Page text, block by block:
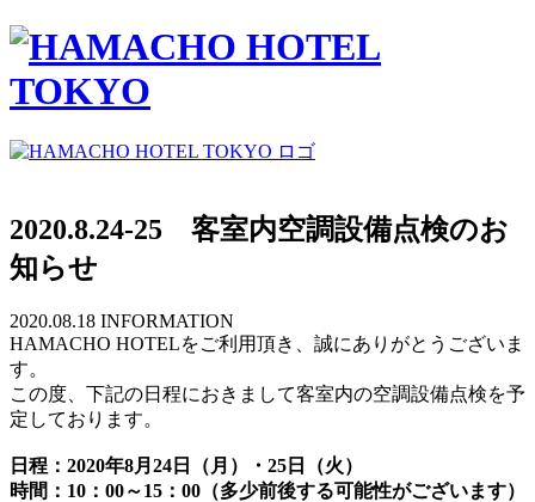
2020.8.24-25 客室内空調設備点検のお
知らせ
2020.08.18 INFORMATION
HAMACHO HOTELをご利用頂き、誠にありがとうございま
す。
この度、下記の日程におきまして客室内の空調設備点検を予
定しております。
日程：2020年8月24日（月）・25日（火）
時間：10：00～15：00（多少前後する可能性がございます）